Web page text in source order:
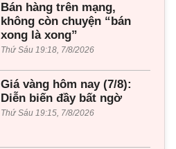
Bán hàng trên mạng,
không còn chuyện “bán
xong là xong”
Thứ Sáu 19:18, 7/8/2026
Giá vàng hôm nay (7/8):
Diễn biến đầy bất ngờ
Thứ Sáu 19:15, 7/8/2026